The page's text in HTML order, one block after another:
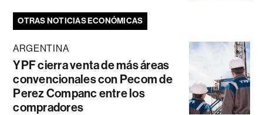
OTRAS NOTICIAS ECONÓMICAS
ARGENTINA
YPF cierra venta de más áreas
convencionales con Pecom de
Perez Companc entre los
compradores